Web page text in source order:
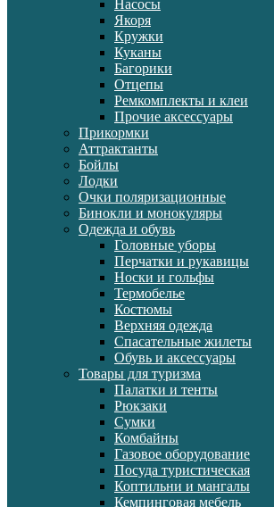
Насосы
Якоря
Кружки
Куканы
Багорики
Отцепы
Ремкомплекты и клеи
Прочие аксессуары
Прикормки
Аттрактанты
Бойлы
Лодки
Очки поляризационные
Бинокли и монокуляры
Одежда и обувь
Головные уборы
Перчатки и рукавицы
Носки и гольфы
Термобелье
Костюмы
Верхняя одежда
Спасательные жилеты
Обувь и аксессуары
Товары для туризма
Палатки и тенты
Рюкзаки
Сумки
Комбайны
Газовое оборудование
Посуда туристическая
Коптильни и мангалы
Кемпинговая мебель